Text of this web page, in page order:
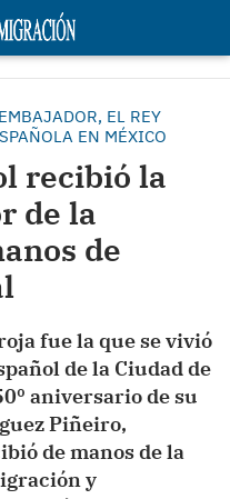
EL REY
EN MÉXICO
recibió la
de la
de
fue la que se vivió
de la Ciudad de
aniversario de su
Piñeiro,
de manos de la
y